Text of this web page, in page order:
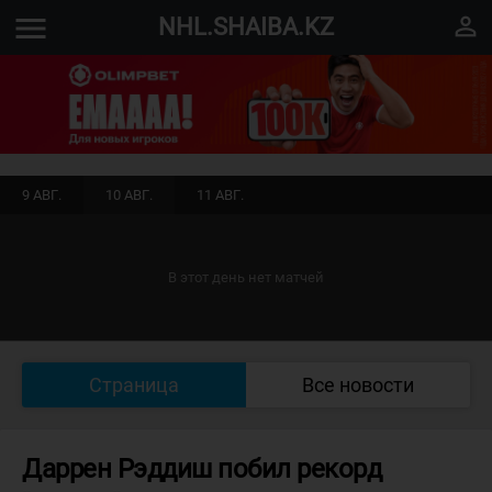
menu NHL.SHAIBA.KZ perm_identity
9 АВГ. 10 АВГ. 11 АВГ.
В этот день нет матчей
Страница Все новости
Даррен Рэддиш побил рекорд